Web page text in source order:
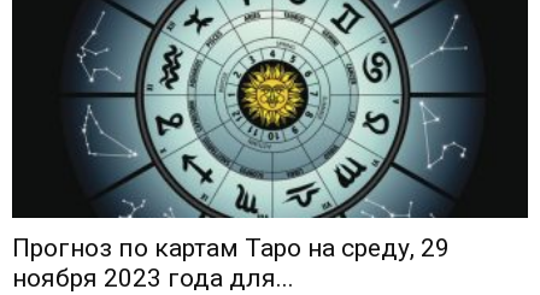
Прогноз по картам Таро на среду, 29
ноября 2023 года для...